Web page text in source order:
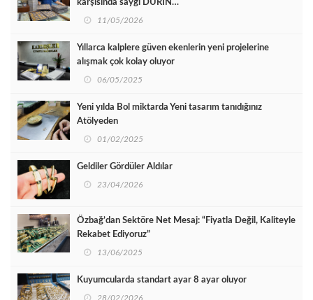
karşısında saygı DURİN…
11/05/2026
Yıllarca kalplere güven ekenlerin yeni projelerine
alışmak çok kolay oluyor
06/05/2025
Yeni yılda Bol miktarda Yeni tasarım tanıdığınız
Atölyeden
01/02/2025
Geldiler Gördüler Aldılar
23/04/2026
Özbağ’dan Sektöre Net Mesaj: “Fiyatla Değil, Kaliteyle
Rekabet Ediyoruz”
13/06/2025
Kuyumcularda standart ayar 8 ayar oluyor
28/02/2026